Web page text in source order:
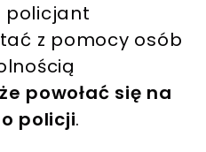
policjant
z pomocy osób
powołać się na
policji.